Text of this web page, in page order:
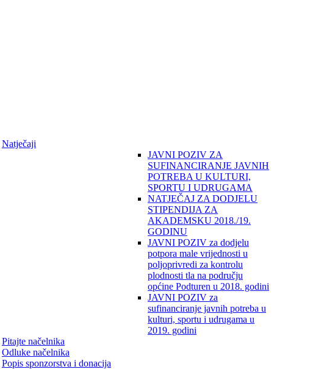
Natječaji
JAVNI POZIV ZA
SUFINANCIRANJE JAVNIH
POTREBA U KULTURI,
SPORTU I UDRUGAMA
NATJEČAJ ZA DODJELU
STIPENDIJA ZA
AKADEMSKU 2018./19.
GODINU
JAVNI POZIV za dodjelu
potpora male vrijednosti u
poljoprivredi za kontrolu
plodnosti tla na području
općine Podturen u 2018. godini
JAVNI POZIV za
sufinanciranje javnih potreba u
kulturi, sportu i udrugama u
2019. godini
Pitajte načelnika
Odluke načelnika
Popis sponzorstva i donacija